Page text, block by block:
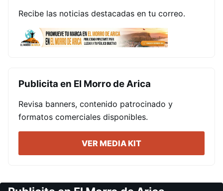
Recibe las noticias destacadas en tu correo.
Publicita en El Morro de Arica
Revisa banners, contenido patrocinado y
formatos comerciales disponibles.
VER MEDIA KIT